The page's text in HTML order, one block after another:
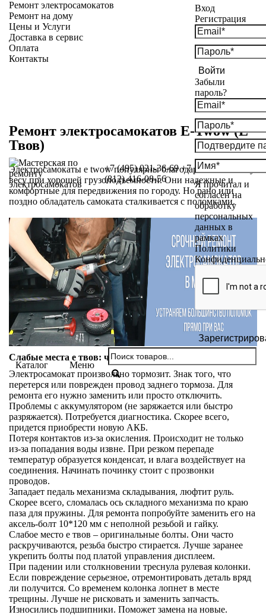
+7 (495) 021-36-69 +7
(812) 416-08-56
Вход
Регистрация
Войти
Забыли
пароль?
Я прочитал и
согласен на
обработку
персональных
данных в
рамках
Политики
Каталог Меню
Ремонт электросамокатов
Ремонт на дому
Цены и Услуги
Доставка в сервис
Оплата
Контакты
Ремонт электросамокатов E-Twow (Е
Твов)
Электросамокаты e twow популярны благодаря небольшому
весу при хорошей грузоподъемности. Они надежные и
комфортные для передвижения по городу. Но рано или
поздно обладатель самоката сталкивается с поломками.
Слабые места е твов: что ломается
Электросамокат произвольно тормозит. Знак того, что
перетерся или поврежден провод заднего тормоза. Для
ремонта его нужно заменить или просто отключить.
Проблемы с аккумулятором (не заряжается или быстро
разряжается). Потребуется диагностика. Скорее всего,
придется приобрести новую АКБ.
Потеря контактов из-за окисления. Происходит не только
из-за попадания воды извне. При резком перепаде
температур образуется конденсат, и влага воздействует на
соединения. Начинать починку стоит с прозвонки
проводов.
Западает педаль механизма складывания, люфтит руль.
Скорее всего, сломалась ось складного механизма по краю
паза для пружины. Для ремонта попробуйте заменить его на
аксель-болт 10*120 мм с неполной резьбой и гайку.
Слабое место е твов – оригинальные болты. Они часто
раскручиваются, резьба быстро стирается. Лучше заранее
укрепить болты под платой управления дисплеем.
При падении или столкновении треснула рулевая колонки.
Если повреждение серьезное, отремонтировать деталь вряд
ли получится. Со временем колонка лопнет в месте
трещины. Лучше не рисковать и заменить запчасть.
Износились подшипники. Поможет замена на новые.